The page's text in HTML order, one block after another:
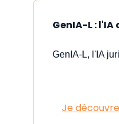
GenIA-L :
GenIA-L, l'IA
Je